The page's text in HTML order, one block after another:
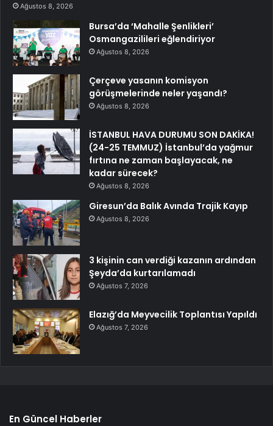
Ağustos 8, 2026
Bursa’da ‘Mahalle Şenlikleri’
Osmangazilileri eğlendiriyor
Ağustos 8, 2026
Çerçeve yasanın komisyon
görüşmelerinde neler yaşandı?
Ağustos 8, 2026
İSTANBUL HAVA DURUMU SON DAKİKA!
(24-25 TEMMUZ) İstanbul’da yağmur
fırtına ne zaman başlayacak, ne
kadar sürecek?
Ağustos 8, 2026
Giresun’da Balık Avında Trajik Kayıp
Ağustos 8, 2026
3 kişinin can verdiği kazanın ardından
Şeyda’da kurtarılamadı
Ağustos 7, 2026
Elazığ’da Meyvecilik Toplantısı Yapıldı
Ağustos 7, 2026
En Güncel Haberler